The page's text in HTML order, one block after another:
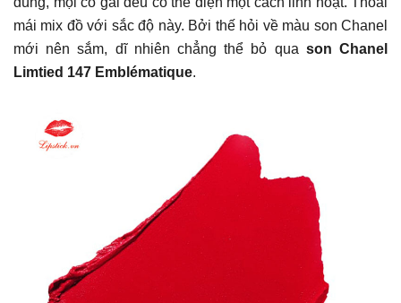
mái mix đồ với sắc độ này. Bởi thế hỏi về màu son Chanel
mới nên sắm, dĩ nhiên chẳng thể bỏ qua son Chanel
Limtied 147 Emblématique.